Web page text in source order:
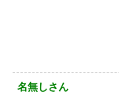
名無しさん